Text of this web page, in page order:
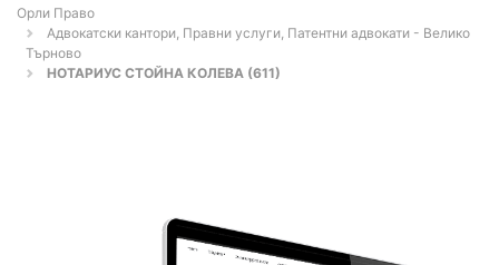
Орли Право
Адвокатски кантори, Правни услуги, Патентни адвокати - Велико
Търново
НОТАРИУС СТОЙНА КОЛЕВА (611)